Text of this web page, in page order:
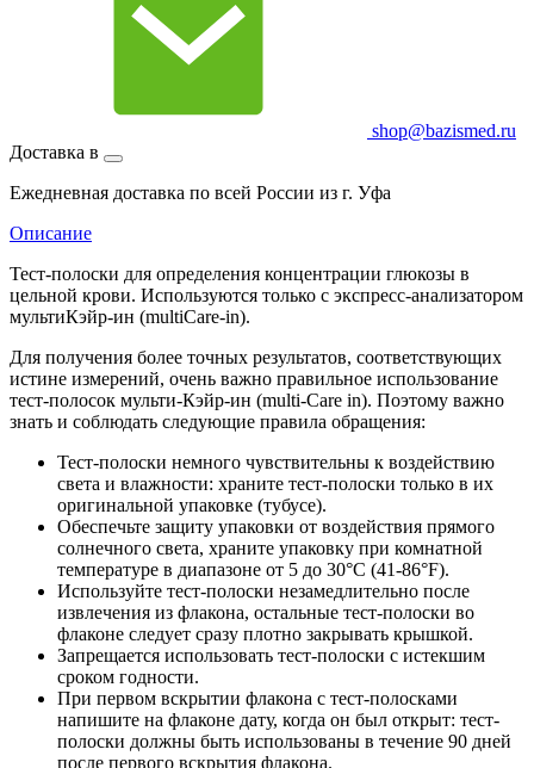
shop@bazismed.ru
Доставка в
Ежедневная доставка по всей России из г. Уфа
Описание
Тест-полоски для определения концентрации глюкозы в
цельной крови. Используются только с экспресс-анализатором
мультиКэйр-ин (multiCare-in).
Для получения более точных результатов, соответствующих
истине измерений, очень важно правильное использование
тест-полосок мульти-Кэйр-ин (multi-Care in). Поэтому важно
знать и соблюдать следующие правила обращения:
Тест-полоски немного чувствительны к воздействию
света и влажности: храните тест-полоски только в их
оригинальной упаковке (тубусе).
Обеспечьте защиту упаковки от воздействия прямого
солнечного света, храните упаковку при комнатной
температуре в диапазоне от 5 до 30°С (41-86°F).
Используйте тест-полоски незамедлительно после
извлечения из флакона, остальные тест-полоски во
флаконе следует сразу плотно закрывать крышкой.
Запрещается использовать тест-полоски с истекшим
сроком годности.
При первом вскрытии флакона с тест-полосками
напишите на флаконе дату, когда он был открыт: тест-
полоски должны быть использованы в течение 90 дней
после первого вскрытия флакона.